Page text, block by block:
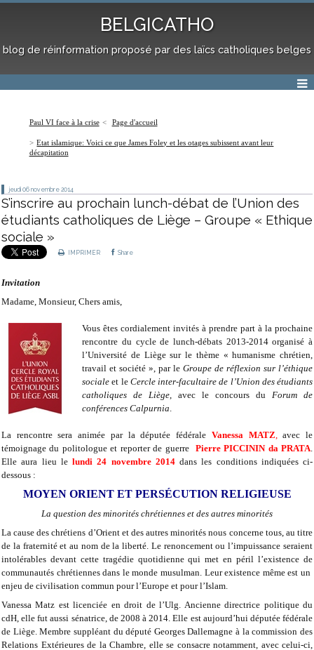
BELGICATHO
blog de réinformation proposé par des laïcs catholiques belges
Paul VI face à la crise Page d'accueil
Etat islamique: Voici ce que James Foley et les otages subissent avant leur
décapitation
jeudi 06 novembre 2014
S’inscrire au prochain lunch-débat de l’Union des
étudiants catholiques de Liège – Groupe « Ethique
sociale »
IMPRIMER Share
Invitation
Madame, Monsieur, Chers amis,
Vous êtes cordialement invités à prendre part à la prochaine
rencontre du cycle de lunch-débats 2013-2014 organisé à
l’Université de Liège sur le thème « humanisme chrétien,
travail et société », par leGroupe de réflexion sur l’éthique
sociale et le Cercle inter-facultaire de l’Union des étudiants
catholiques de Liège , avec le concours du Forum de
conférences Calpurnia
La rencontre sera animée par la députée fédérale Vanessa MATZ
avec le
témoignage du politologue et reporter de guerre Pierre PICCININ da PRATA
Elle aura lieu le lundi 24 novembre 2014 dans les conditions indiquées ci-
dessous :
MOYEN ORIENT ET PERSÉCUTION RELIGIEUSE
La question des minorités chrétiennes et des autres minorités
La cause des chrétiens d’Orient et des autres minorités nous concerne tous, au titre
de la fraternité et au nom de la liberté. Le renoncement ou l’impuissance seraient
intolérables devant cette tragédie quotidienne qui met en péril l’existence de
communautés chrétiennes dans le monde musulman. Leur existence même est un
enjeu de civilisation commun pour l’Europe et pour l’Islam.
Vanessa Matz est licenciée en droit de l’Ulg. Ancienne directrice politique du
cdH, elle fut aussi sénatrice, de 2008 à 2014. Elle est aujourd’hui députée fédérale
de Liège. Membre suppléant du député Georges Dallemagne à la commission des
Relations Extérieures de la Chambre, elle se consacre notamment, avec celui-ci,